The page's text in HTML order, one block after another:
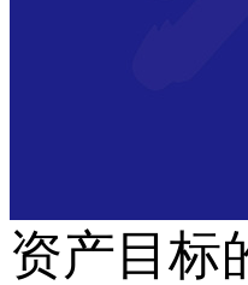
资产目标